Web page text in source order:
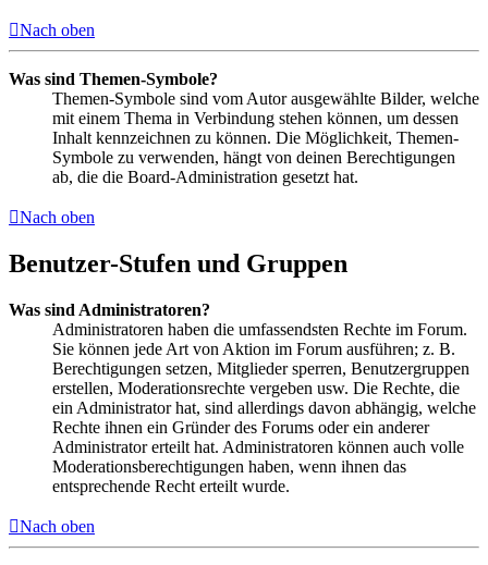
Nach oben
Was sind Themen-Symbole?
Themen-Symbole sind vom Autor ausgewählte Bilder, welche
mit einem Thema in Verbindung stehen können, um dessen
Inhalt kennzeichnen zu können. Die Möglichkeit, Themen-
Symbole zu verwenden, hängt von deinen Berechtigungen
ab, die die Board-Administration gesetzt hat.
Nach oben
Benutzer-Stufen und Gruppen
Was sind Administratoren?
Administratoren haben die umfassendsten Rechte im Forum.
Sie können jede Art von Aktion im Forum ausführen; z. B.
Berechtigungen setzen, Mitglieder sperren, Benutzergruppen
erstellen, Moderationsrechte vergeben usw. Die Rechte, die
ein Administrator hat, sind allerdings davon abhängig, welche
Rechte ihnen ein Gründer des Forums oder ein anderer
Administrator erteilt hat. Administratoren können auch volle
Moderationsberechtigungen haben, wenn ihnen das
entsprechende Recht erteilt wurde.
Nach oben